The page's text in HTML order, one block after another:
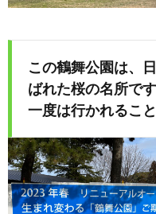
この鶴舞公園は、
ばれた桜の名所です
一度は行かれるこ